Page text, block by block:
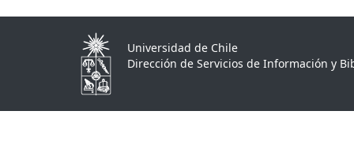
Universidad de Chile
Dirección de Servicios de Información y